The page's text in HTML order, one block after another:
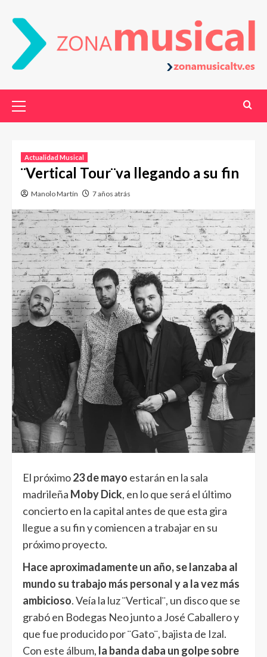
Actualidad Musical
¨Vertical Tour¨va llegando a su fin
Manolo Martín 7 años atrás
El próximo23 de mayo estarán en la sala
madrileña Moby Dick, en lo que será el último
concierto en la capital antes de que esta gira
llegue a su fin y comiencen a trabajar en su
próximo proyecto.
Hace aproximadamente un año, se lanzaba al
mundo su trabajo más personal y a la vez más
ambicioso. Veía la luz ¨Vertical¨, un disco que se
grabó en Bodegas Neo junto a José Caballero y
que fue producido por ¨Gato¨, bajista de Izal.
Con este álbum, la banda daba un golpe sobre